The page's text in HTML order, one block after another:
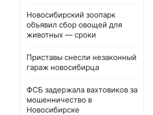
Новосибирский зоопарк
объявил сбор овощей для
животных — сроки
Приставы снесли незаконный
гараж новосибирца
ФСБ задержала вахтовиков за
мошенничество в
Новосибирске